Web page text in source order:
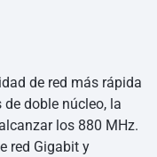
de red más rápida
de doble núcleo, la
los 880 MHz.
red Gigabit y